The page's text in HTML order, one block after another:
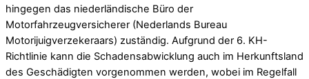
hingegen das niederländische Büro der
Motorfahrzeugversicherer (Nederlands Bureau
Motorijuigverzekeraars) zuständig. Aufgrund der 6. KH-
Richtlinie kann die Schadensabwicklung auch im Herkunftsland
des Geschädigten vorgenommen werden, wobei im Regelfall